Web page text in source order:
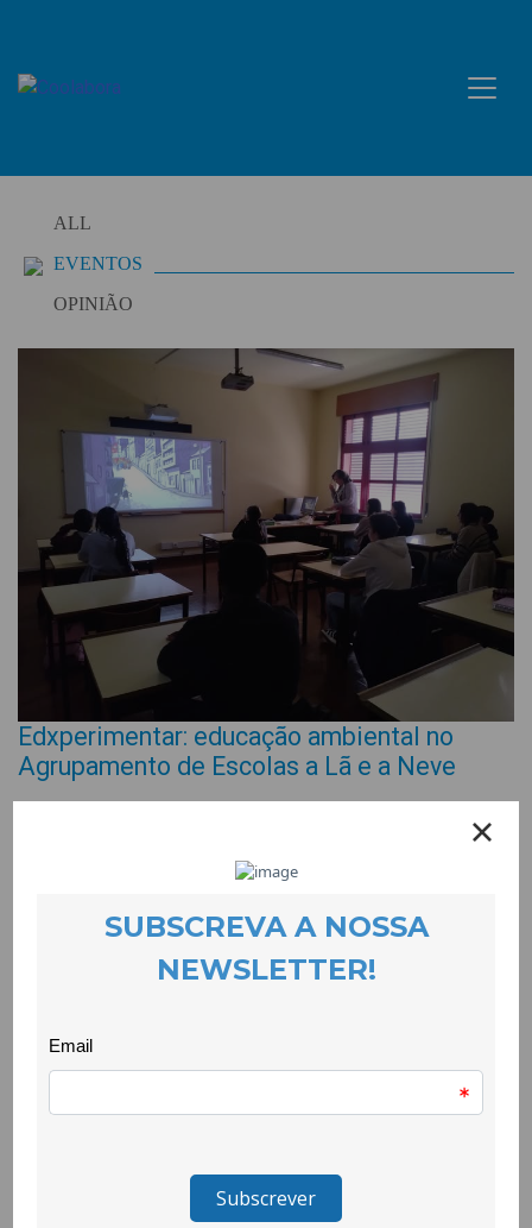
content
ALL
EVENTOS
OPINIÃO
Edxperimentar: educação ambiental no
Agrupamento de Escolas a Lã e a Neve
a cidadania global. Dias 13 e 14 de Novembro estivemos de
conjunto com a coordenadora de educação para a cidadania
começaram com um belo vídeo inspiracional. Estamos a
9º ano.
, em parceria com a Casa Velha (Ourém), Mandacarú
(Faro) e CooLabora (Covilhã). É co-financiado pelo Instituto